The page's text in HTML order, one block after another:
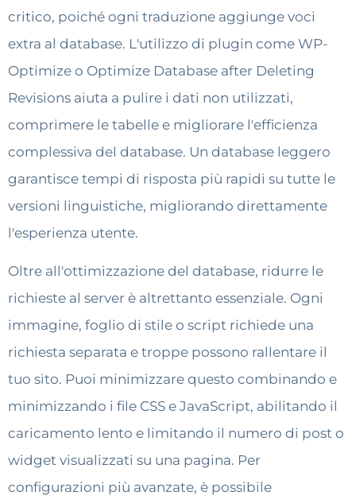
critico, poiché ogni traduzione aggiunge voci
extra al database. L'utilizzo di plugin come WP-
Optimize o Optimize Database after Deleting
Revisions aiuta a pulire i dati non utilizzati,
comprimere le tabelle e migliorare l'efficienza
complessiva del database. Un database leggero
garantisce tempi di risposta più rapidi su tutte le
versioni linguistiche, migliorando direttamente
l'esperienza utente.
Oltre all'ottimizzazione del database, ridurre le
richieste al server è altrettanto essenziale. Ogni
immagine, foglio di stile o script richiede una
richiesta separata e troppe possono rallentare il
tuo sito. Puoi minimizzare questo combinando e
minimizzando i file CSS e JavaScript, abilitando il
caricamento lento e limitando il numero di post o
widget visualizzati su una pagina. Per
configurazioni più avanzate, è possibile